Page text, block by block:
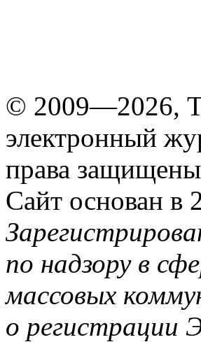
© 2009—2026,
электронный
права
Сайт основан в
по надзору в
массовых
о регистрации